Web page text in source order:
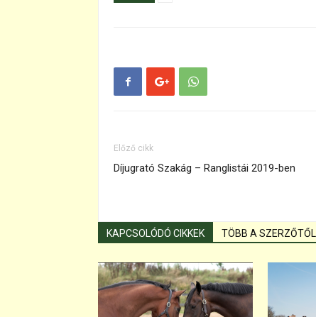
Előző cikk
Díjugrató Szakág – Ranglistái 2019-ben
KAPCSOLÓDÓ CIKKEK TÖBB A SZERZŐTŐL